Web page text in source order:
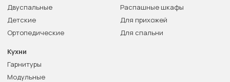
Двуспальные
Детские
Ортопедические
Распашные шкафы
Для прихожей
Для спальни
Кухни
Гарнитуры
Модульные